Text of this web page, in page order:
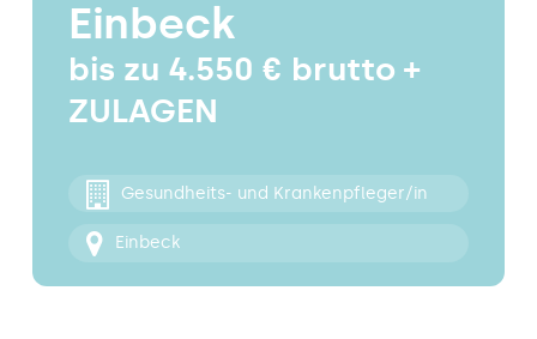
KontaktEinbeck
bis zu 4.550 € brutto +
ZULAGEN
Gesundheits- und Krankenpfleger/in
Einbeck